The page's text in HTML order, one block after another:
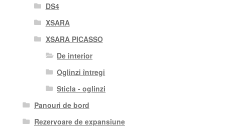
DS4
XSARA
XSARA PICASSO
De interior
Oglinzi întregi
Sticla - oglinzi
Panouri de bord
Rezervoare de expansiune